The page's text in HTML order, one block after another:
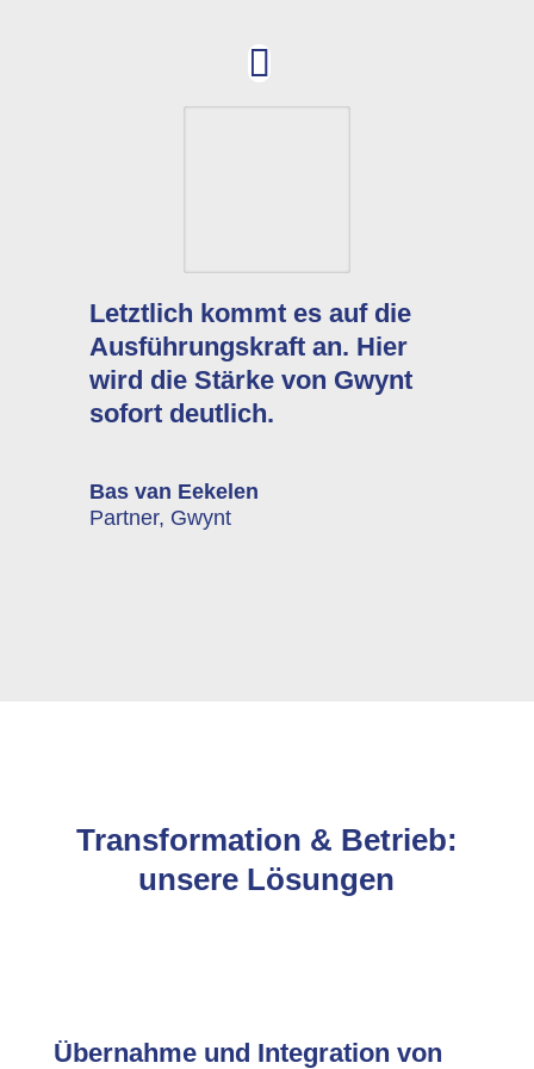
Letztlich kommt es auf die
Ausführungskraft an. Hier
wird die Stärke von Gwynt
sofort deutlich.
Bas van Eekelen
Partner, Gwynt
Transformation & Betrieb:
unsere Lösungen
Übernahme und Integration von